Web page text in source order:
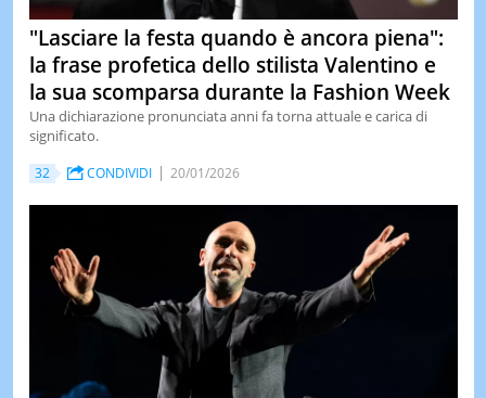
"Lasciare la festa quando è ancora piena":
la frase profetica dello stilista Valentino e
la sua scomparsa durante la Fashion Week
Una dichiarazione pronunciata anni fa torna attuale e carica di
significato.
32 CONDIVIDI 20/01/2026